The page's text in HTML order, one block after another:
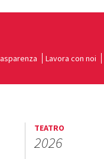
Lavora con noi
TEATRO
2026